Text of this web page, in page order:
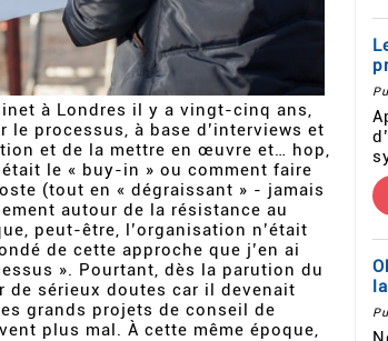
à Londres il y a vingt-cinq ans,
le processus, à base d’interviews et
et de la mettre en œuvre et… hop,
le « buy-in » ou comment faire
(tout en « dégraissant » - jamais
autour de la résistance au
peut-être, l’organisation n’était
de cette approche que j’en ai
». Pourtant, dès la parution du
de sérieux doutes car il devenait
grands projets de conseil de
plus mal. À cette même époque,